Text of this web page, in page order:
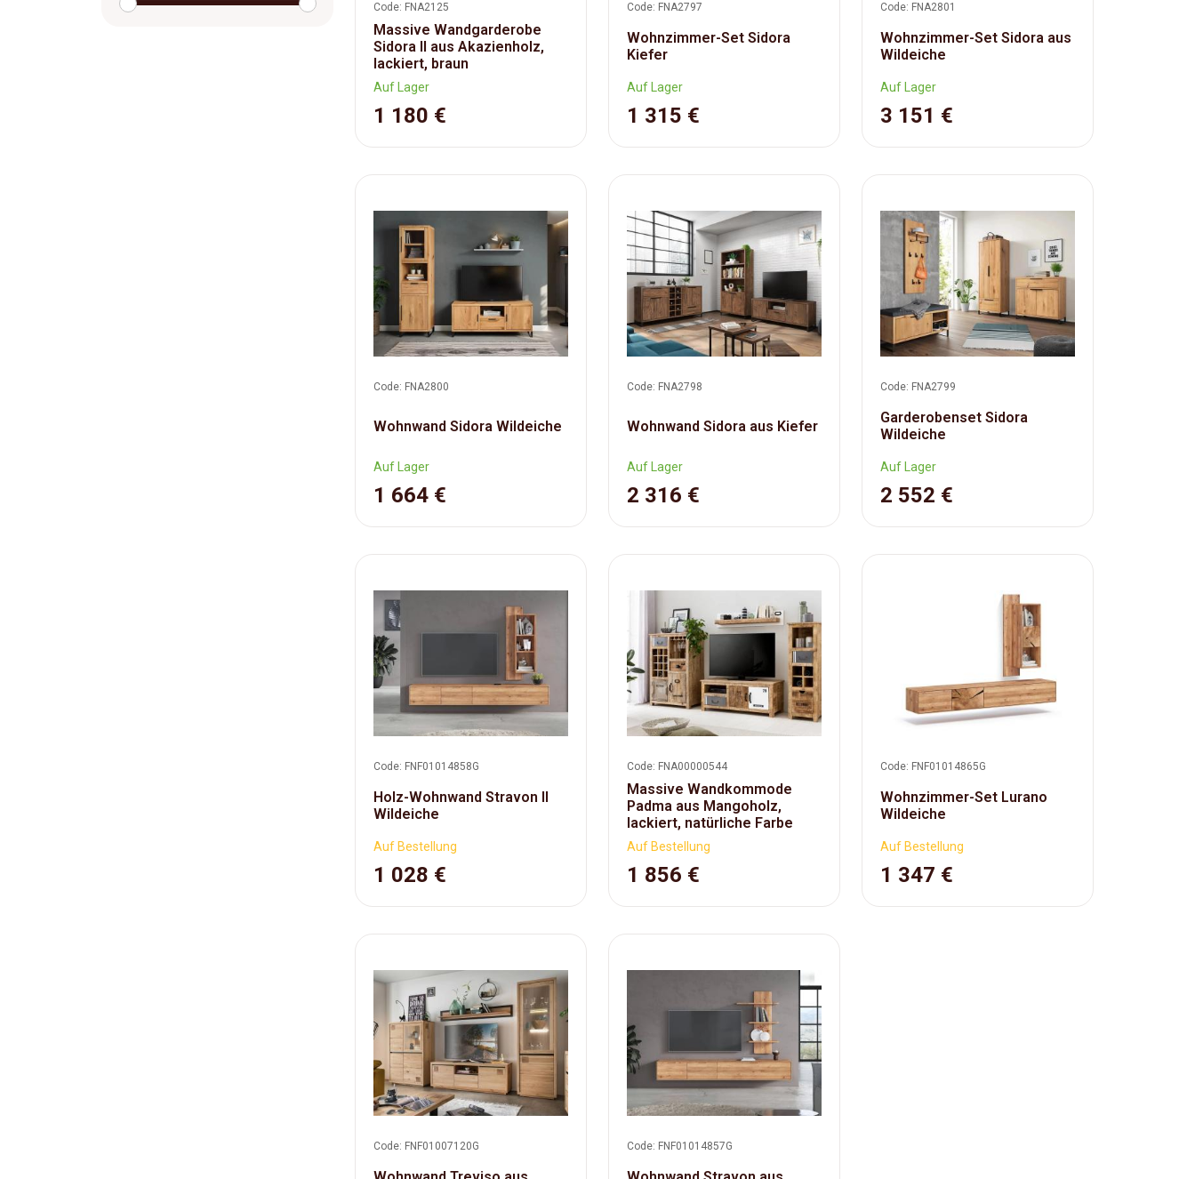
Code: FNA2125
Massive Wandgarderobe
Sidora II aus Akazienholz,
lackiert, braun
Auf Lager
1 180 €
Code: FNA2797
Wohnzimmer-Set Sidora
Kiefer
Auf Lager
1 315 €
Code: FNA2801
Wohnzimmer-Set Sidora aus
Wildeiche
Auf Lager
3 151 €
Code: FNA2800
Wohnwand Sidora Wildeiche
Auf Lager
1 664 €
Code: FNA2798
Wohnwand Sidora aus Kiefer
Auf Lager
2 316 €
Code: FNA2799
Garderobenset Sidora
Wildeiche
Auf Lager
2 552 €
Code: FNF01014858G
Holz-Wohnwand Stravon II
Wildeiche
Auf Bestellung
1 028 €
Code: FNA00000544
Massive Wandkommode
Padma aus Mangoholz,
lackiert, natürliche Farbe
Auf Bestellung
1 856 €
Code: FNF01014865G
Wohnzimmer-Set Lurano
Wildeiche
Auf Bestellung
1 347 €
Code: FNF01007120G Code: FNF01014857G